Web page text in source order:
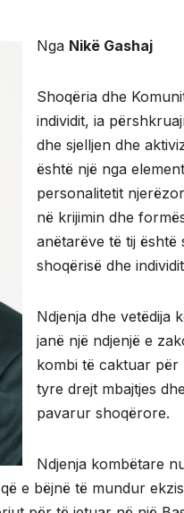
Nga Nikë Gashaj
Shoqëria dhe
individit, ia
dhe sjelljen dhe
është një nga
personalitetit
në krijimin dhe
anëtarëve të tij është
shoqërisë dhe
Ndjenja dhe vetëdija
janë një ndjenjë e
kombi të caktuar për
tyre drejt mbajtjes
pavarur shoqërore.
Ndjenja kombëtare
e bëjnë të mundur